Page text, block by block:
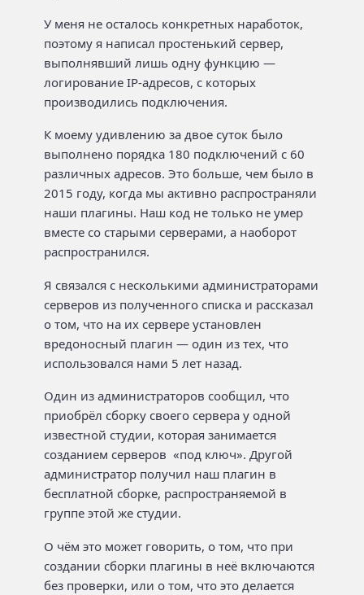
У меня не осталось конкретных наработок,
поэтому я написал простенький сервер,
выполнявший лишь одну функцию —
логирование IP-адресов, с которых
производились подключения.
К моему удивлению за двое суток было
выполнено порядка 180 подключений с 60
различных адресов. Это больше, чем было в
2015 году, когда мы активно распространяли
наши плагины. Наш код не только не умер
вместе со старыми серверами, а наоборот
распространился.
Я связался с несколькими администраторами
серверов из полученного списка и рассказал
о том, что на их сервере установлен
вредоносный плагин — один из тех, что
использовался нами 5 лет назад.
Один из администраторов сообщил, что
приобрёл сборку своего сервера у одной
известной студии, которая занимается
созданием серверов «под ключ». Другой
администратор получил наш плагин в
бесплатной сборке, распространяемой в
группе этой же студии.
О чём это может говорить, о том, что при
создании сборки плагины в неё включаются
без проверки, или о том, что это делается